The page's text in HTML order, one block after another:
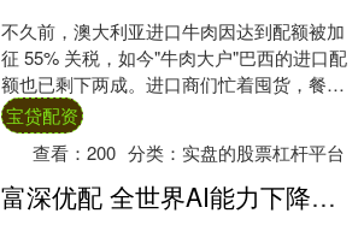
不久前，澳大利亚进口牛肉因达到配额被加
征 55% 关税，如今"牛肉大户"巴西的进口配
额也已剩下两成。进口商们忙着囤货，餐饮
老板们则悄悄算起了账。这波由进口牛肉
涨....
宝贷配资
查看：200 分类： 实盘的股票杠杆平台
富深优配 全世界AI能力下降一万倍，只有我还是普通人